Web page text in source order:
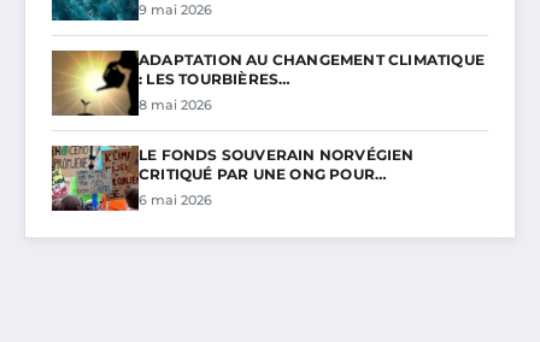
9 mai 2026
ADAPTATION AU CHANGEMENT CLIMATIQUE
: LES TOURBIÈRES…
8 mai 2026
LE FONDS SOUVERAIN NORVÉGIEN
CRITIQUÉ PAR UNE ONG POUR…
6 mai 2026